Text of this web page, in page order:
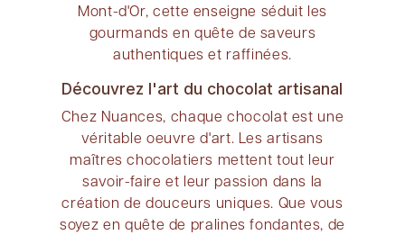
Mont-d'Or, cette enseigne séduit les
gourmands en quête de saveurs
authentiques et raffinées.
Découvrez l'art du chocolat artisanal
Chez Nuances, chaque chocolat est une
véritable oeuvre d'art. Les artisans
maîtres chocolatiers mettent tout leur
savoir-faire et leur passion dans la
création de douceurs uniques. Que vous
soyez en quête de pralines fondantes, de